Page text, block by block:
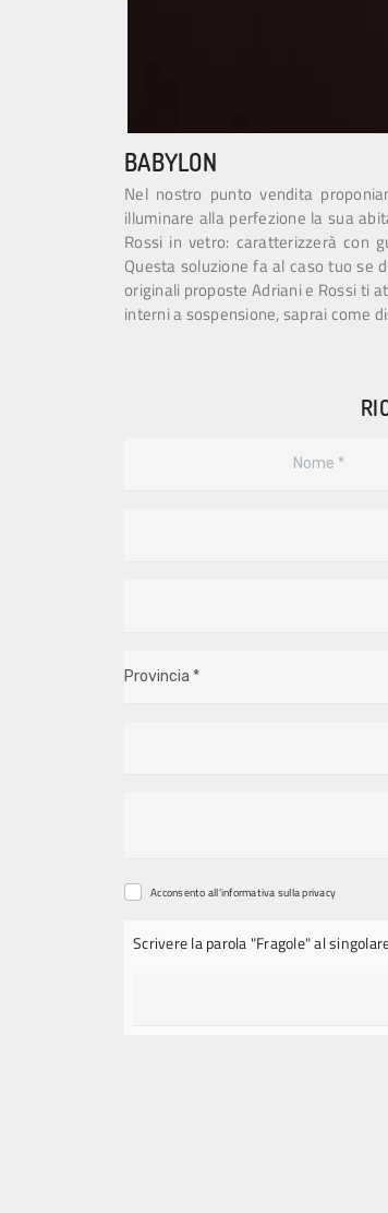
BABYLON
Nel nostro punto vendita
illuminare alla perfezione la sua
Rossi in vetro: caratterizzerà con
Questa soluzione fa al caso tuo se
originali proposte Adriani e Rossi ti
interni a sospensione, saprai come
Acconsento all'informativa sullaprivacy
Scrivere la parola "Fragole" al